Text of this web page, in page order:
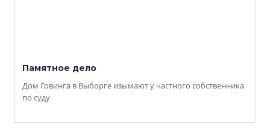
Памятное дело
Дом Говинга в Выборге изымают у частного собственника
по суду